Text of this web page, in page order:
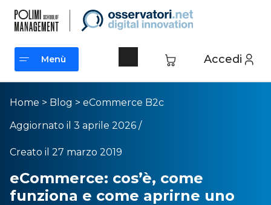
Accedi
Menù
Menù
Home > Blog > eCommerce B2c
Aggiornato il 3 aprile 2026 /
Creato il 27 marzo 2019
eCommerce: cos’è, come
funziona e come aprirne uno